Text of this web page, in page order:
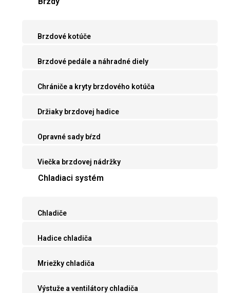
Brzdové kotúče
Brzdové pedále a náhradné diely
Chrániče a kryty brzdového kotúča
Držiaky brzdovej hadice
Opravné sady bŕzd
Viečka brzdovej nádržky
Chladiaci systém
Chladiče
Hadice chladiča
Mriežky chladiča
Výstuže a ventilátory chladiča